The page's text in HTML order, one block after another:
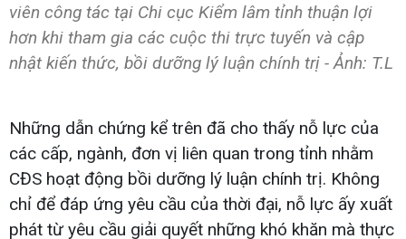
viên công tác tại Chi cục Kiểm lâm tỉnh thuận lợi
hơn khi tham gia các cuộc thi trực tuyến và cập
nhật kiến thức, bồi dưỡng lý luận chính trị - Ảnh: T.L
Những dẫn chứng kể trên đã cho thấy nỗ lực của
các cấp, ngành, đơn vị liên quan trong tỉnh nhằm
CĐS hoạt động bồi dưỡng lý luận chính trị. Không
chỉ để đáp ứng yêu cầu của thời đại, nỗ lực ấy xuất
phát từ yêu cầu giải quyết những khó khăn mà thực